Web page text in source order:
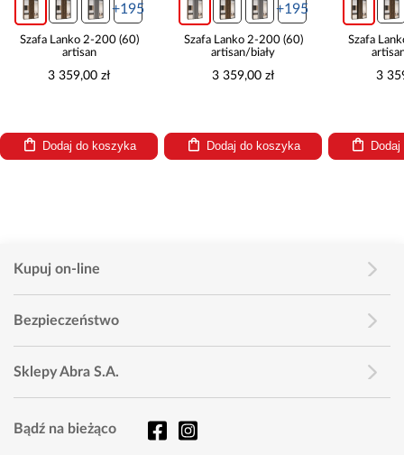
+195
Szafa Lanko 2-200 (60)
artisan
3 359,00 zł
Dodaj do koszyka
+195
Szafa Lanko 2-200 (60)
artisan/biały
3 359,00 zł
Dodaj do koszyka
Szafa
3
Kupuj on-line
Bezpieczeństwo
Sklepy Abra S.A.
Bądź na bieżąco